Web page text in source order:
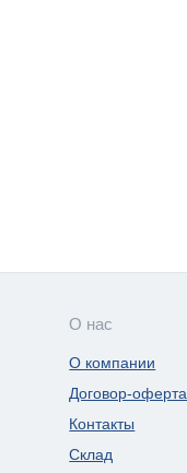
О нас
О компании
Договор-оферта
Контакты
Склад